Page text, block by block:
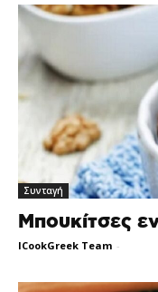
Συνταγή
Μπουκίτσες
ICookGreek Team -